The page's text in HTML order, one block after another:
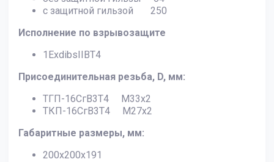
с защитной гильзой 250
Исполнение по взрывозащите
1ExdibsIIBT4
Присоединительная резьба, D, мм:
ТГП-16СгВ3Т4 М33х2
ТКП-16СгВ3Т4 М27х2
Габаритные размеры, мм:
200х200х191